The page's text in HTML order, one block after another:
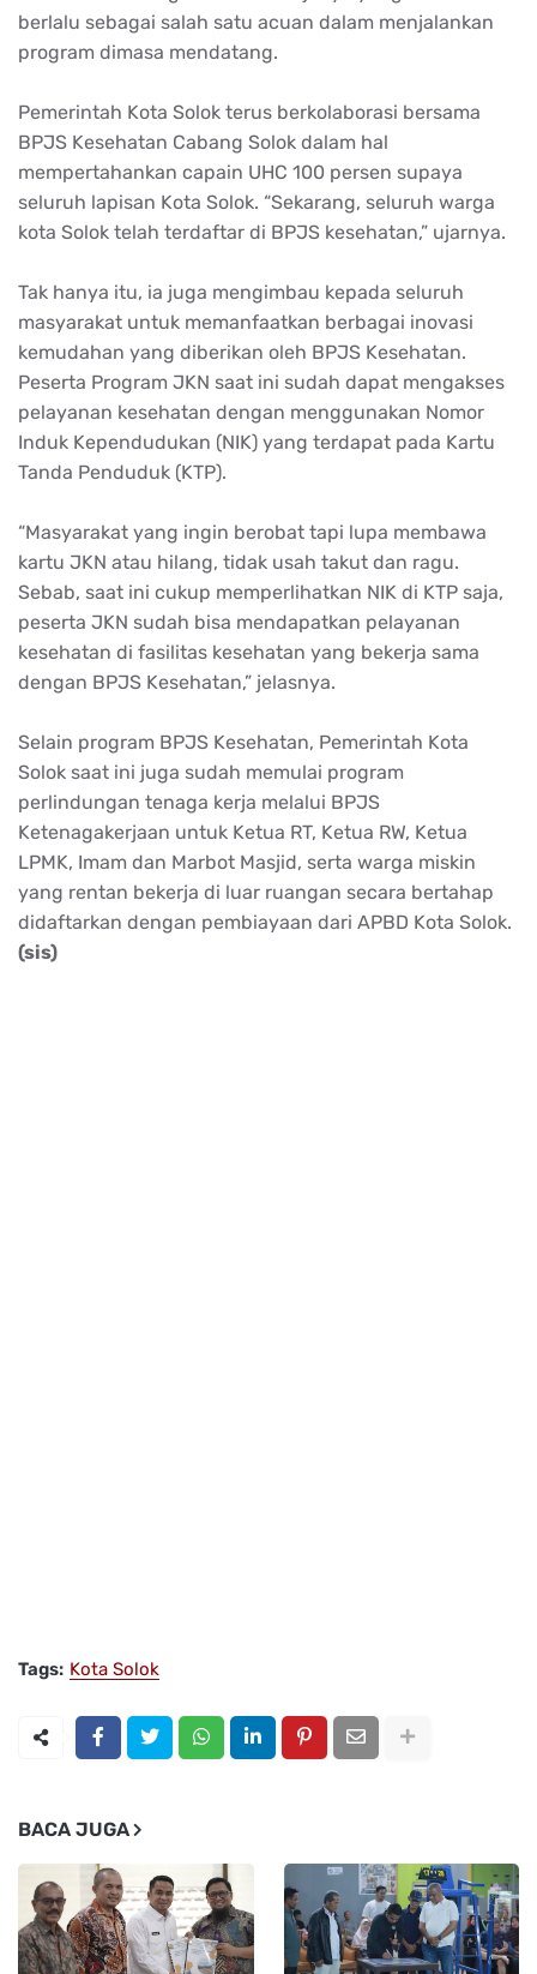
berlalu sebagai salah satu acuan dalam menjalankan
program dimasa mendatang.
Pemerintah Kota Solok terus berkolaborasi bersama
BPJS Kesehatan Cabang Solok dalam hal
mempertahankan capain UHC 100 persen supaya
seluruh lapisan Kota Solok. “Sekarang, seluruh warga
kota Solok telah terdaftar di BPJS kesehatan,” ujarnya.
Tak hanya itu, ia juga mengimbau kepada seluruh
masyarakat untuk memanfaatkan berbagai inovasi
kemudahan yang diberikan oleh BPJS Kesehatan.
Peserta Program JKN saat ini sudah dapat mengakses
pelayanan kesehatan dengan menggunakan Nomor
Induk Kependudukan (NIK) yang terdapat pada Kartu
Tanda Penduduk (KTP).
“Masyarakat yang ingin berobat tapi lupa membawa
kartu JKN atau hilang, tidak usah takut dan ragu.
Sebab, saat ini cukup memperlihatkan NIK di KTP saja,
peserta JKN sudah bisa mendapatkan pelayanan
kesehatan di fasilitas kesehatan yang bekerja sama
dengan BPJS Kesehatan,” jelasnya.
Selain program BPJS Kesehatan, Pemerintah Kota
Solok saat ini juga sudah memulai program
perlindungan tenaga kerja melalui BPJS
Ketenagakerjaan untuk Ketua RT, Ketua RW, Ketua
LPMK, Imam dan Marbot Masjid, serta warga miskin
yang rentan bekerja di luar ruangan secara bertahap
didaftarkan dengan pembiayaan dari APBD Kota Solok.
(sis)
Tags: Kota Solok
BACA JUGA